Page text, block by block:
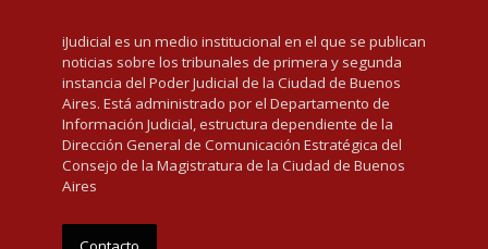
iJudicial es un medio institucional en el que se publican
noticias sobre los tribunales de primera y segunda
instancia del Poder Judicial de la Ciudad de Buenos
Aires. Está administrado por el Departamento de
Información Judicial, estructura dependiente de la
Dirección General de Comunicación Estratégica del
Consejo de la Magistratura de la Ciudad de Buenos
Aires